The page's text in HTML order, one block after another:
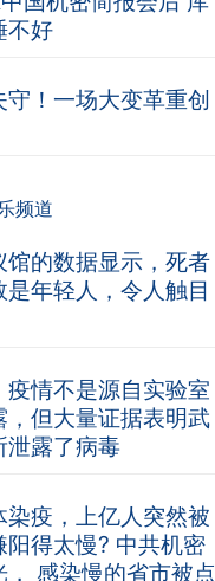
不好
守！一场大变革重创
频道
馆的数据显示，死者
是年轻人，令人触目
疫情不是源自实验室
，但大量证据表明武
泄露了病毒
染疫，上亿人突然被
阳得太慢? 中共机密
， 感染慢的省市被点